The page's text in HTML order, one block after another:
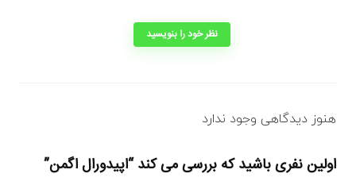
نظر خود را بنویسید
هنوز دیدگاهی وجود ندارد
اولین نفری باشید که بررسی می کند “اپیدورال اگمن”